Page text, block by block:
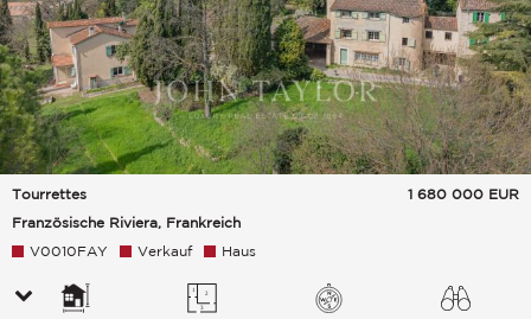
Tourrettes
Französische Riviera, Frankreich
1 680 000 EUR
V0010FAY Verkauf Haus